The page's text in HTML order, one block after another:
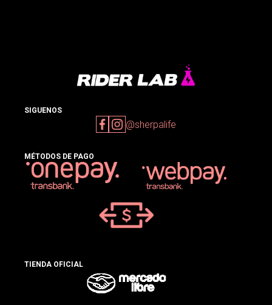
SIGUENOS
@sherpalife
MÉTODOS DE PAGO
TIENDA OFICIAL